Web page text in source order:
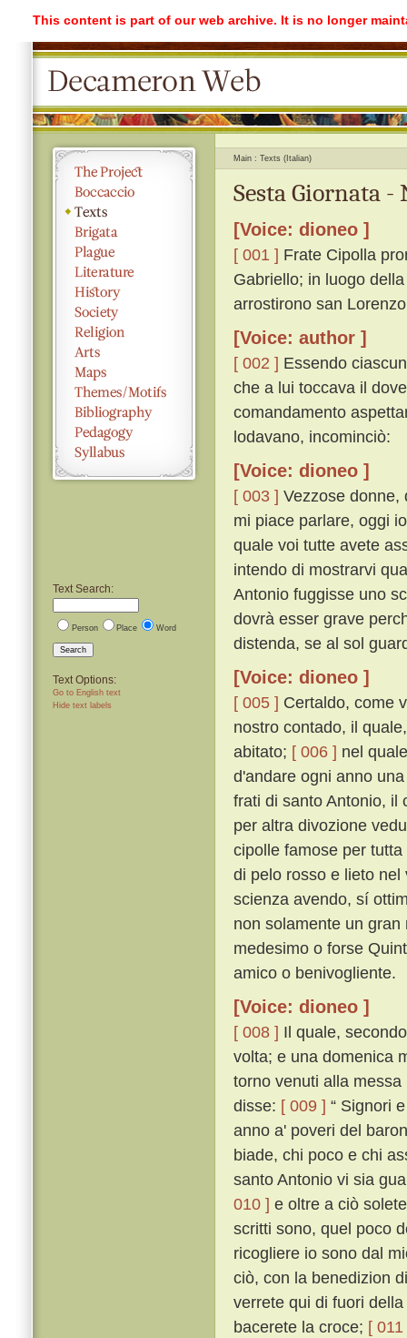
This content is part of our web archive. It is no longer
Text Search:
Person Place Word
Search
Text Options:
Go to English text
Hide text labels
Main Texts (Italian)
Sesta Giornata -
[Voice: dioneo ]
[ 001 ] Frate Cipolla
Gabriello; in luogo
arrostirono san
[Voice: author ]
[ 002 ] Essendo
che a lui toccava il
comandamento
lodavano, incominciò:
[Voice: dioneo ]
[ 003 ] Vezzose donne,
mi piace parlare, oggi
quale voi tutte avete
intendo di mostrarvi
Antonio fuggisse uno
dovrà esser grave
distenda, se al sol
[Voice: dioneo ]
[ 005 ] Certaldo, come
nostro contado, il
abitato; [ 006 ] nel
d'andare ogni anno
frati di santo Antonio, il
per altra divozione
cipolle famose per
di pelo rosso e lieto
scienza avendo, sí
non solamente un
medesimo o forse
amico o benivogliente.
[Voice: dioneo ]
[ 008 ] Il quale,
volta; e una domenica
torno venuti alla
disse: [ 009 ] “ Signori
anno a' poveri del
biade, chi poco e chi
santo Antonio vi sia
010 ] e oltre a ciò
scritti sono, quel poco
ricogliere io sono dal
ciò, con la benedizion
verrete qui di fuori
bacerete la croce; [ 011